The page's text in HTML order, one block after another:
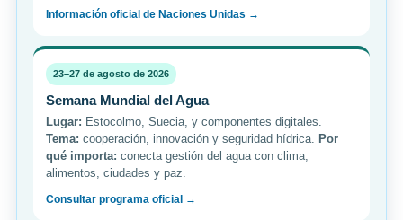
Información oficial de Naciones Unidas →
23–27 de agosto de 2026
Semana Mundial del Agua
Lugar: Estocolmo, Suecia, y componentes digitales.
Tema: cooperación, innovación y seguridad hídrica. Por
qué importa: conecta gestión del agua con clima,
alimentos, ciudades y paz.
Consultar programa oficial →